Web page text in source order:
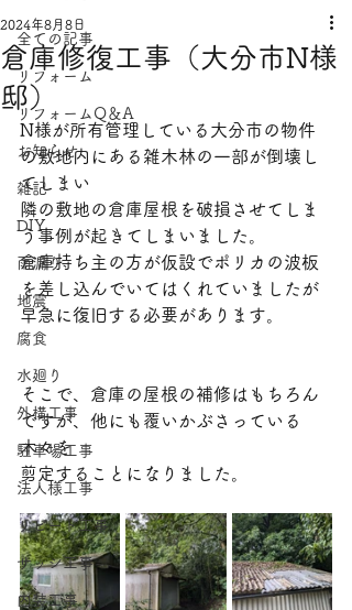
ふるさとリフォーム工務店
​〒870-0322 大分県大分市恵比寿町10-14
電話：097-507-4042
メール： 7597mook@jcom.zaq.ne.jp
全ての記事
リフォーム
リフォームQ＆A
お知らせ
雑記
DIY
雨漏り
地震
腐食
水廻り
外構工事
駐車場工事
法人様工事
リピート工事
サッシ工事
内装工事
倉庫修復工事（大分市N様
邸）
2024年8月8日
N様が所有管理している大分市の物件
の敷地内にある雑木林の一部が倒壊し
てしまい
隣の敷地の倉庫屋根を破損させてしま
う事例が起きてしまいました。
倉庫持ち主の方が仮設でポリカの波板
を差し込んでいてはくれていましたが
早急に復旧する必要があります。
そこで、倉庫の屋根の補修はもちろん
ですが、他にも覆いかぶさっている
木々を
剪定することになりました。